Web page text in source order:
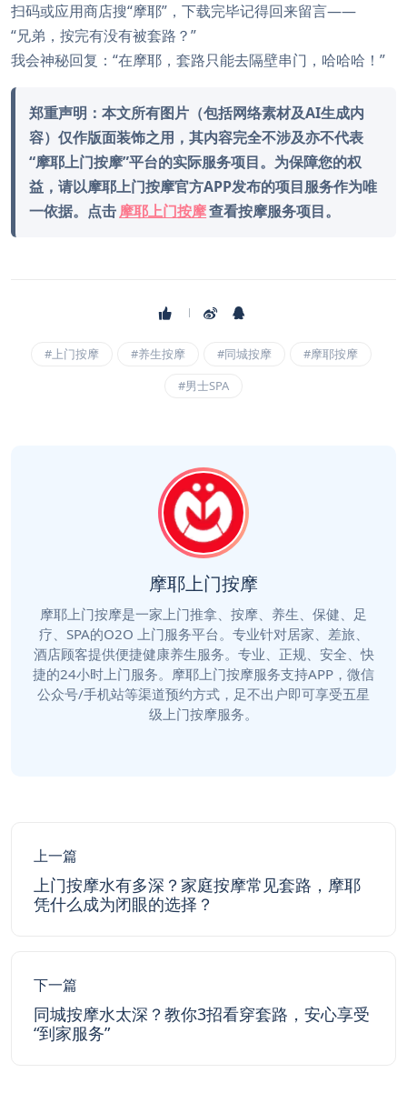
扫码或应用商店搜“摩耶”，下载完毕记得回来留言——
“兄弟，按完有没有被套路？”
我会神秘回复：“在摩耶，套路只能去隔壁串门，哈哈哈！”
郑重声明：本文所有图片（包括网络素材及AI生成内
容）仅作版面装饰之用，其内容完全不涉及亦不代表
“摩耶上门按摩”平台的实际服务项目。为保障您的权
益，请以摩耶上门按摩官方APP发布的项目服务作为唯
一依据。点击摩耶上门按摩查看按摩服务项目。
#上门按摩 #养生按摩 #同城按摩
#摩耶按摩
#男士SPA
摩耶上门按摩
摩耶上门按摩是一家上门推拿、按摩、养生、保健、足
疗、SPA的O2O 上门服务平台。专业针对居家、差旅、
酒店顾客提供便捷健康养生服务。专业、正规、安全、快
捷的24小时上门服务。摩耶上门按摩服务支持APP，微信
公众号/手机站等渠道预约方式，足不出户即可享受五星
级上门按摩服务。
上一篇
上门按摩水有多深？家庭按摩常见套路，摩耶
凭什么成为闭眼的选择？
下一篇
同城按摩水太深？教你3招看穿套路，安心享受
“到家服务”